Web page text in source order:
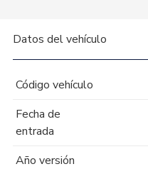
Datos del vehículo
Código vehículo
Fecha de
entrada
Año versión